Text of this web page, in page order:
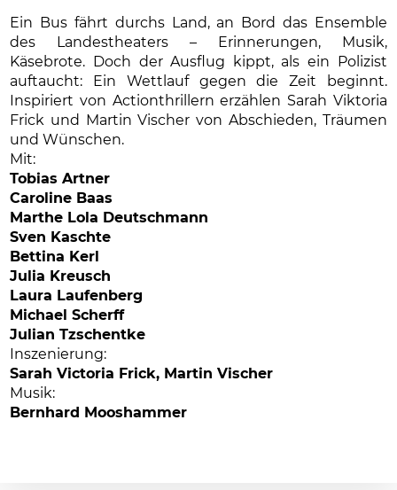
Ein Bus fährt durchs Land, an Bord das Ensemble
des Landestheaters – Erinnerungen, Musik,
Käsebrote. Doch der Ausflug kippt, als ein Polizist
auftaucht: Ein Wettlauf gegen die Zeit beginnt.
Inspiriert von Actionthrillern erzählen Sarah Viktoria
Frick und Martin Vischer von Abschieden, Träumen
und Wünschen.
Mit:
Tobias Artner
Caroline Baas
Marthe Lola Deutschmann
Sven Kaschte
Bettina Kerl
Julia Kreusch
Laura Laufenberg
Michael Scherff
Julian Tzschentke
Inszenierung:
Sarah Victoria Frick, Martin Vischer
Musik:
Bernhard Mooshammer